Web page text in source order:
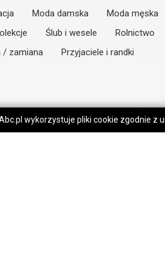
Moda damska
Moda męska
Ślub i wesele
Rolnictwo
/ zamiana
Przyjaciele i randki
wykorzystuje pliki cookie zgodnie